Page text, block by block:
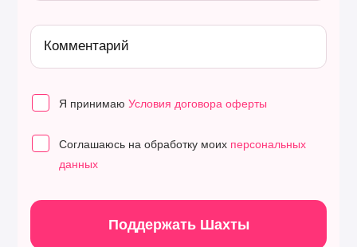
Комментарий
Я принимаюУсловия договора оферты
Соглашаюсь на обработку моих персональных
данных
Поддержать Шахты